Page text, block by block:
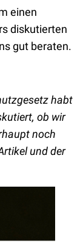
einen
diskutierten
gut beraten.
habt
ob wir
noch
und der